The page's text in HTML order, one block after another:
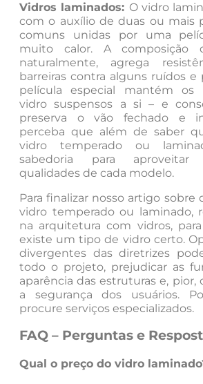
Vidros laminados: O vidro
com o auxílio de duas ou mais
comuns unidas por uma
muito calor. A composição
naturalmente, agrega
barreiras contra alguns ruídos e
película especial mantém os
vidro suspensos a si – e
preserva o vão fechado e
perceba que além de saber
vidro temperado ou
sabedoria para
qualidades de cada modelo.
Para finalizar nosso artigo sobre
vidro temperado ou laminado,
na arquitetura com vidros,
existe um tipo de vidro certo.
divergentes das diretrizes
todo o projeto, prejudicar as
aparência das estruturas e, pior,
a segurança dos usuários.
procure serviços especializados.
FAQ – Perguntas e
Qual o preço do vidro